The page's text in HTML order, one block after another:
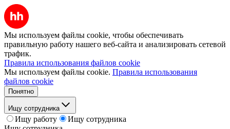
Мы используем файлы cookie, чтобы обеспечивать
правильную работу нашего веб-сайта и анализировать сетевой
трафик.
Правила использования файлов cookie
Мы используем файлы cookie. Правила использования
файлов cookie
Понятно
Ищу сотрудника
Ищу работу
Ищу сотрудника